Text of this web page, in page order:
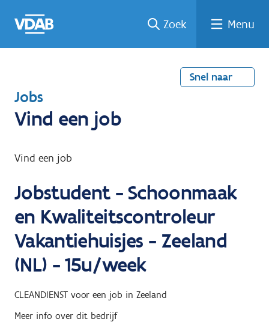
naar
een
een
job
naar
Zoek Menu
Snel naar
T
e
u
n
a
a
r
Jobs
Vind een job
Vind een job
Jobstudent - Schoonmaak
en Kwaliteitscontroleur
Vakantiehuisjes - Zeeland
(NL) - 15u/week
CLEANDIENST voor een job in Zeeland
Meer info over dit bedrijf